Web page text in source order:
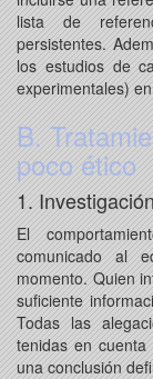
lista de
persistentes.
los estudios de
experimentales)
B.
poco ético
1.
El
comunicado al
momento. Quien
suficiente
Todas las
tenidas en
una conclusión